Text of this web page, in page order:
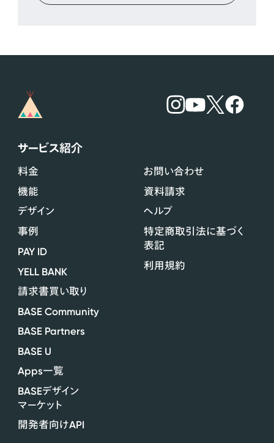
サービス紹介
料金
機能
デザイン
事例
PAY ID
YELL BANK
請求書買い取り
BASE Community
BASE Partners
BASE U
Apps一覧
BASEデザイン
マーケット
開発者向けAPI
お問い合わせ
資料請求
ヘルプ
特定商取引法に基づく
表記
利用規約